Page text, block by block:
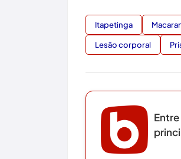
Itapetinga
Lesão corporal